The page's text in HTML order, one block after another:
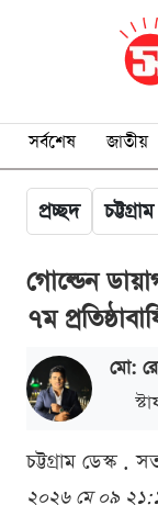
সর্বশেষ জাতীয়
প্রচ্ছদ চট্টগ্রাম
গোল্ডেন
৭ম
মো:
চট্টগ্রাম ডেস্ক .
২০২৬ মে ০৯